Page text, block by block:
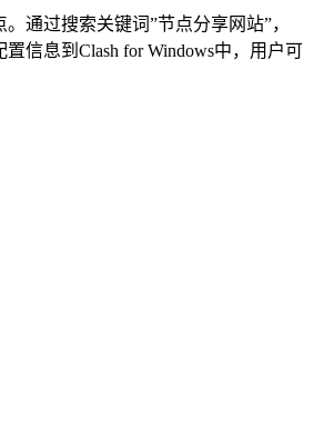
通过搜索关键词”节点分享网站”，
信息到Clash for Windows中，用户可